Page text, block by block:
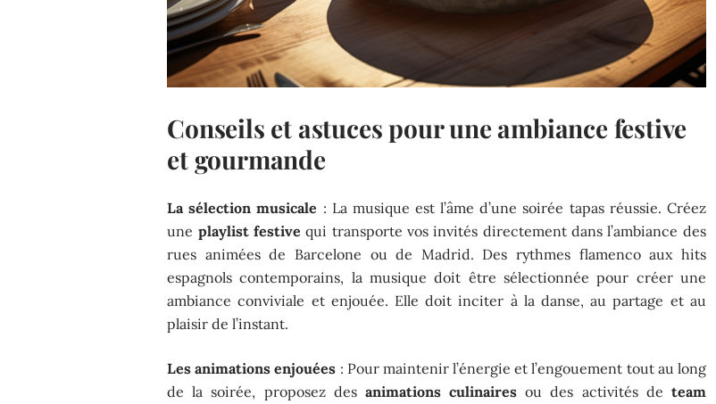
Conseils et astuces pour une ambiance festive
et gourmande
La sélection musicale : La musique est l’âme d’une soirée tapas réussie. Créez
une playlist festive qui transporte vos invités directement dans l’ambiance des
rues animées de Barcelone ou de Madrid. Des rythmes flamenco aux hits
espagnols contemporains, la musique doit être sélectionnée pour créer une
ambiance conviviale et enjouée. Elle doit inciter à la danse, au partage et au
plaisir de l’instant.
Les animations enjouées : Pour maintenir l’énergie et l’engouement tout au long
de la soirée, proposez des animations culinaires ou des activités de team